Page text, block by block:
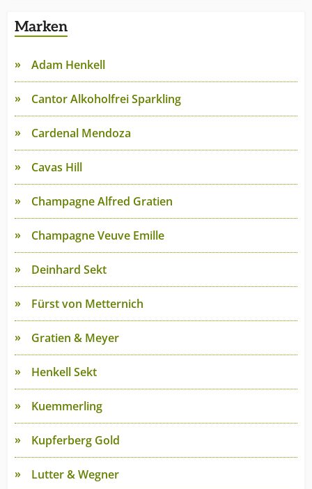
Marken
Adam Henkell
Cantor Alkoholfrei Sparkling
Cardenal Mendoza
Cavas Hill
Champagne Alfred Gratien
Champagne Veuve Emille
Deinhard Sekt
Fürst von Metternich
Gratien & Meyer
Henkell Sekt
Kuemmerling
Kupferberg Gold
Lutter & Wegner